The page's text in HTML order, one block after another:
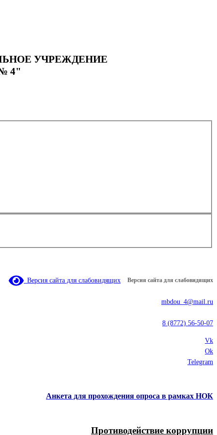
УЧРЕЖДЕНИЕ
4"
Версия сайта для слабовидящих Версия сайта для слабовидящих
mbdou_4@mail.ru
8 (8772) 56-50-07
Vk
Ok
Telegram
Анкета для прохождения опроса в рамках НОК
Противодействие коррупции